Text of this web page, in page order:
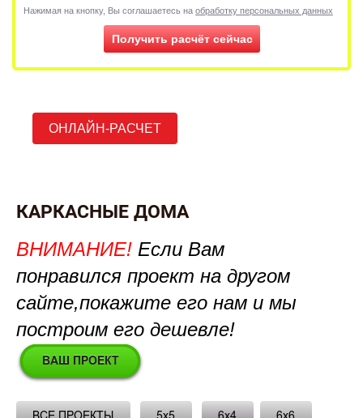
Нажимая на кнопку, Вы соглашаетесь на обработку персональных данных
ОНЛАЙН-РАСЧЕТ
КАРКАСНЫЕ ДОМА
ВНИМАНИЕ! Если Вам
понравился проект на другом
сайте,покажите его нам и мы
построим его дешевле!